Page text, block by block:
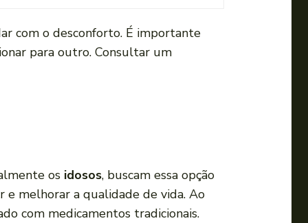
com o desconforto. É importante
para outro. Consultar um
os idosos, buscam essa opção
e melhorar a qualidade de vida. Ao
com medicamentos tradicionais.